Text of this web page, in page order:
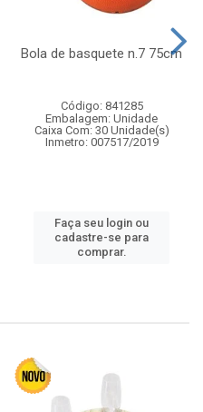
Bola de basquete n.7 75cm
Código: 841285
Embalagem: Unidade
Caixa Com: 30 Unidade(s)
Inmetro: 007517/2019
Faça seu login ou
cadastre-se para
comprar.